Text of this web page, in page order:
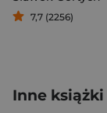
7,7 (2256)
Inne książki